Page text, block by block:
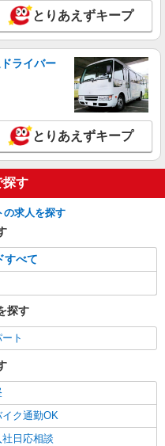
詳細を見る
21237_p
イト・パート】
以上
残業代を1分単位で別途支給し
ハウス （東京都世田谷区玉川
ーオフィス9F）
詳細を見る
とりあえずキープ
ライバー
とりあえずキープ
探す
の求人を探す
すべて
探す
ト
イク通勤OK
社日応相談